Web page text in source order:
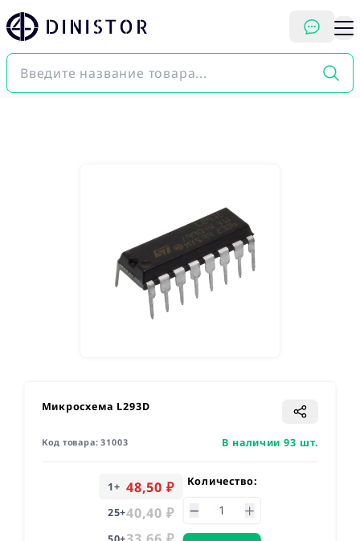
DINISTOR
Микросхема L293D
Код товара:31003 В наличии 93 шт.
1+ 48,50 ₽
25+40,40 ₽
Количество: